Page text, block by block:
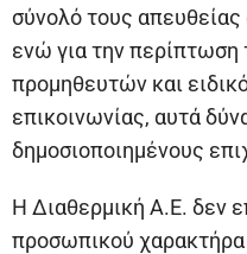
σύνολό τους
ενώ για την
προμηθευτών και
επικοινωνίας, αυτά
δημοσιοποιημένους
Η Διαθερμική Α.Ε. δεν
προσωπικού